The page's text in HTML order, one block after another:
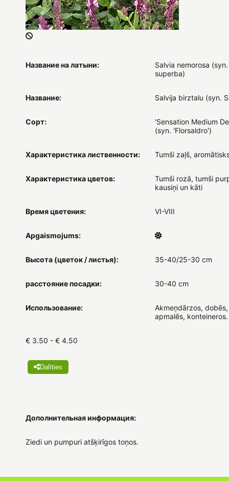
Название на латыни:
Salvia nemorosa
superba)
Название: Salvija birztalu (syn.
Сорт:
'Sensation Medium
(syn. 'Florsaldro')
Характеристика лиственности: Tumši zaļš,
Характеристика цветов:
Tumši rozā, tumši
kausiņi un kāti
Время цветения: VI-VIII
Apgaismojums:
Высота (цветок / листья): 35-40/25-30 cm
расстояние посадки: 30-40 cm
Использование:
Akmeņdārzos,
apmalēs,
€ 3.50 - € 4.50
Dalīties
Дополнительная информация:
Ziedi un pumpuri atšķirīgos toņos.